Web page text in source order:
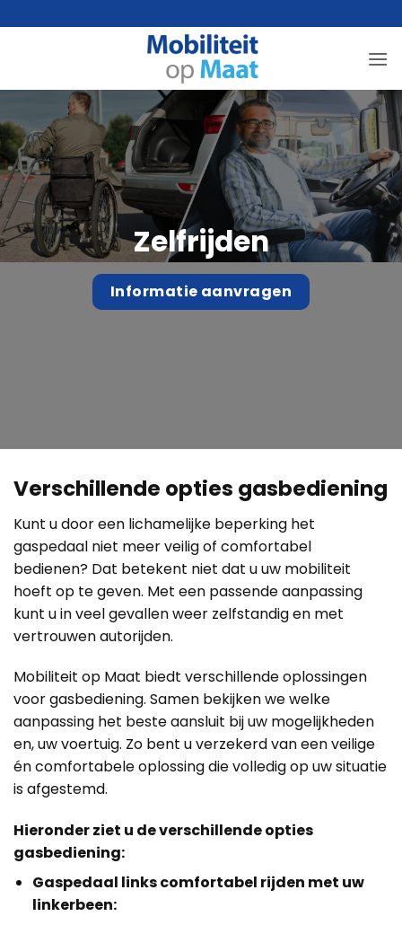
naar
Zelfrijden
Informatie aanvragen
Verschillende opties gasbediening
Kunt u door een lichamelijke beperking het
gaspedaal niet meer veilig of comfortabel
bedienen? Dat betekent niet dat u uw mobiliteit
hoeft op te geven. Met een passende aanpassing
kunt u in veel gevallen weer zelfstandig en met
vertrouwen autorijden.
Mobiliteit op Maat biedt verschillende oplossingen
voor gasbediening. Samen bekijken we welke
aanpassing het beste aansluit bij uw mogelijkheden
en, uw voertuig. Zo bent u verzekerd van een veilige
én comfortabele oplossing die volledig op uw situatie
is afgestemd.
Hieronder ziet u de verschillende opties
gasbediening:
Gaspedaal links comfortabel rijden met uw
linkerbeen: